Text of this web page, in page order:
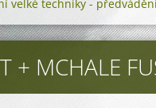
velké techniky -
+ MCHALE